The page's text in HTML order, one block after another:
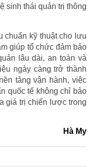
sinh thái quản trị thông
chuẩn kỹ thuật cho lưu
giúp tổ chức đảm bảo
lâu dài, an toàn và
ngày càng trở thành
tảng vận hành, việc
quốc tế không chỉ bảo
giá trị chiến lược trong
Hà My